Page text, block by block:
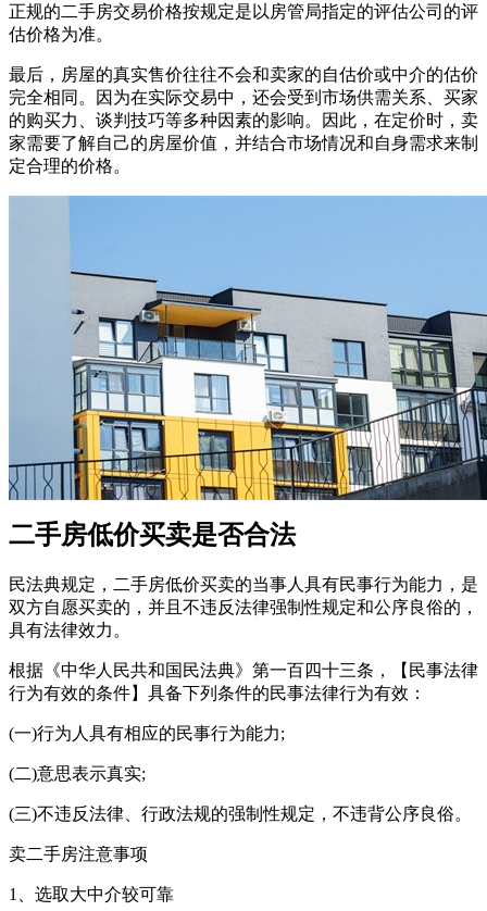
正规的二手房交易价格按规定是以房管局指定的评估公司的评
估价格为准。
最后，房屋的真实售价往往不会和卖家的自估价或中介的估价
完全相同。因为在实际交易中，还会受到市场供需关系、买家
的购买力、谈判技巧等多种因素的影响。因此，在定价时，卖
家需要了解自己的房屋价值，并结合市场情况和自身需求来制
定合理的价格。
二手房低价买卖是否合法
民法典规定，二手房低价买卖的当事人具有民事行为能力，是
双方自愿买卖的，并且不违反法律强制性规定和公序良俗的，
具有法律效力。
根据《中华人民共和国民法典》第一百四十三条，【民事法律
行为有效的条件】具备下列条件的民事法律行为有效：
(一)行为人具有相应的民事行为能力;
(二)意思表示真实;
(三)不违反法律、行政法规的强制性规定，不违背公序良俗。
卖二手房注意事项
1、选取大中介较可靠